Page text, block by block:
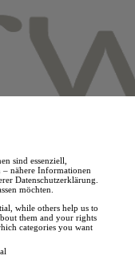
sind essenziell,
– nähere Informationen
Datenschutzerklärung.
möchten.
while others help us to
them and your rights
categories you want